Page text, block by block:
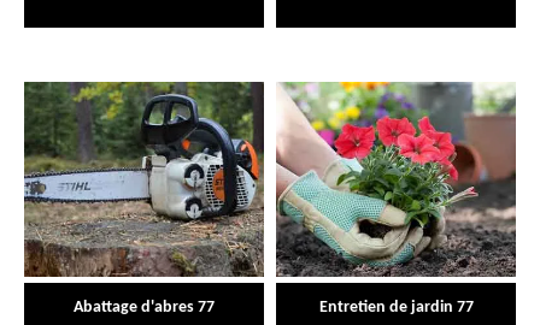
Abattage d'abres 77 Entretien de jardin 77